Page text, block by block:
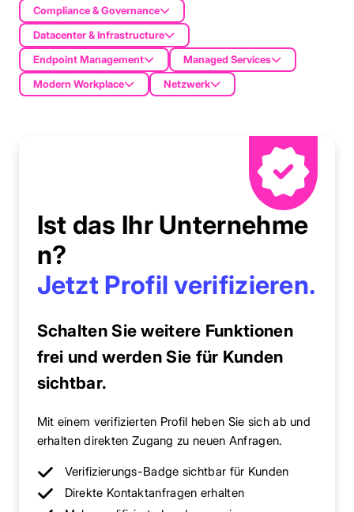
Compliance & Governance
Datacenter & Infrastructure
Endpoint Management
Managed Services
Modern Workplace
Netzwerk
Ist das Ihr Unternehme
n?
Jetzt Profil verifizieren.
Schalten Sie weitere Funktionen
frei und werden Sie für Kunden
sichtbar.
Mit einem verifizierten Profil heben Sie sich ab und
erhalten direkten Zugang zu neuen Anfragen.
Verifizierungs-Badge sichtbar für Kunden
Direkte Kontaktanfragen erhalten